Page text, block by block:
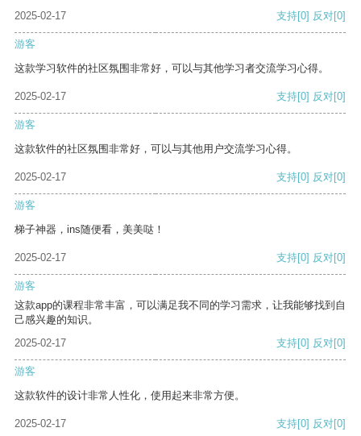
2025-02-17
支持[0] 反对[0]
游客
这款学习软件的社区氛围非常好，可以与其他学习者交流学习心得。
2025-02-17 支持[0] 反对[0]
游客
这款软件的社区氛围非常好，可以与其他用户交流学习心得。
2025-02-17 支持[0] 反对[0]
游客
梯子神器，ins随便看，美美哒！
2025-02-17 支持[0] 反对[0]
游客
这款app的课程非常丰富，可以满足我不同的学习需求，让我能够找到自
己感兴趣的知识。
2025-02-17
支持[0] 反对[0]
游客
这款软件的设计非常人性化，使用起来非常方便。
2025-02-17 支持[0] 反对[0]